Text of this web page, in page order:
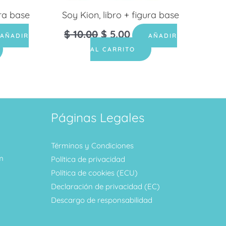
base
AÑADIR
Soy Kion, libro + figura base
$10.00 $ 5.00
AÑADIR
AL CARRITO
Páginas Legales
Términos y Condiciones
Política de privacidad
Política de cookies (ECU)
Declaración de privacidad (EC)
Descargo de responsabilidad